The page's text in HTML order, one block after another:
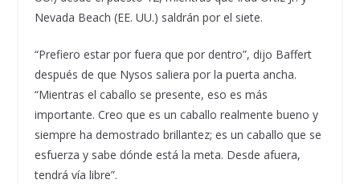
Nevada Beach (EE. UU.) saldrán por el siete.
“Prefiero estar por fuera que por dentro”, dijo Baffert
después de que Nysos saliera por la puerta ancha.
“Mientras el caballo se presente, eso es más
importante. Creo que es un caballo realmente bueno y
siempre ha demostrado brillantez; es un caballo que se
esfuerza y ​​sabe dónde está la meta. Desde afuera,
tendrá vía libre”.